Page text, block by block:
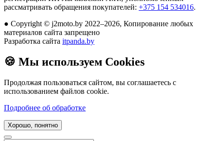
рассматривать обращения покупателей: +375 154 534016.
● Copyright © j2moto.by 2022–2026, Копирование любых
материалов сайта запрещено
Разработка сайта itpanda.by
🍪 Мы используем Cookies
Продолжая пользоваться сайтом, вы соглашаетесь с
использованием файлов cookie.
Подробнее об обработке
Хорошо, понятно